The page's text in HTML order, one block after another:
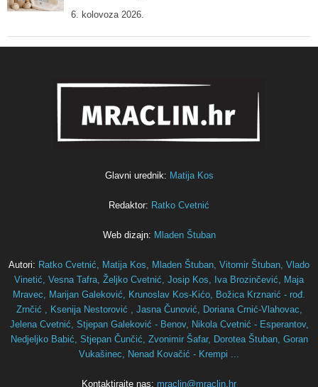
6. kolovoza 2026.
Glavni urednik: Matija Kos
Redaktor: Ratko Cvetnić
Web dizajn: Mladen Štuban
Autori: Ratko Cvetnić, Matija Kos, Mladen Štuban, Vitomir Štuban, Vlado
Vinetić, Vesna Tafra, Željko Cvetnić, Josip Kos, Iva Brozinčević,
Maja
Mravec,
Marijan Galeković, Krunoslav Kos-Kićo,
Božica Krznarić - rođ.
Zrnčić ,
Ksenija Nestorović , Jasna Čunović,
Doriana Crnić-Vlahovac,
Jelena Cvetnić, Stjepan Galeković - Benov, Nikola Cvetnić - Esperantov,
Nedjeljko Babić, Stjepan Čunčić, Zvonimir Šafar, Dorotea Štuban, Goran
Vukašinec,
Nenad Kovačić - Krempi ...
Kontaktirajte nas: mraclin@mraclin.hr